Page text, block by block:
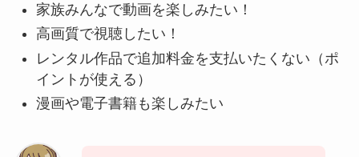
家族みんなで動画を楽しみたい！
高画質で視聴したい！
レンタル作品で追加料金を支払いたくない（ポ
イントが使える）
漫画や電子書籍も楽しみたい